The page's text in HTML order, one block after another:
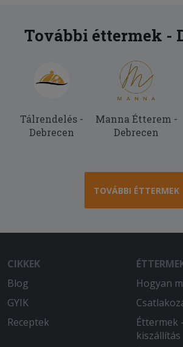
További éttermek -
Tálrendelés -
Debrecen
Manna Étterem -
Debrecen
TOVÁBBI ÉTTERMEK
CIKKEK
Blog
GYIK
Receptek
Hogyan
Éttermek
kiszállítás